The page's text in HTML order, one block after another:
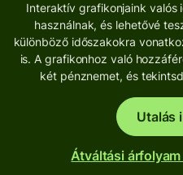
Interaktív grafikonjaink
használnak, és lehetővé
különböző időszakokra
is. A grafikonhoz való
két pénznemet, és
Utalás
Átváltási